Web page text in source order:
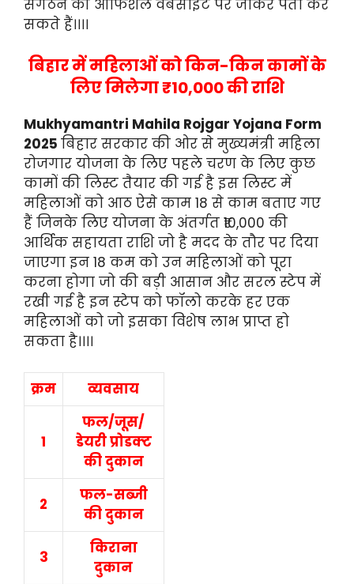
संगठन की ऑफिशल वेबसाइट पर जाकर पता कर
सकते हैं।।।।
बिहार में महिलाओं को किन-किन कामों के
लिए मिलेगा ₹10,000 की राशि
Mukhyamantri Mahila Rojgar Yojana Form
2025 बिहार सरकार की ओर से मुख्यमंत्री महिला
रोजगार योजना के लिए पहले चरण के लिए कुछ
कामों की लिस्ट तैयार की गई है इस लिस्ट में
महिलाओं को आठ ऐसे काम 18 से काम बताए गए
हैं जिनके लिए योजना के अंतर्गत ₹10,000 की
आर्थिक सहायता राशि जो है मदद के तौर पर दिया
जाएगा इन 18 कम को उन महिलाओं को पूरा
करना होगा जो की बड़ी आसान और सरल स्टेप में
रखी गई है इन स्टेप को फॉलो करके हर एक
महिलाओं को जो इसका विशेष लाभ प्राप्त हो
सकता है।।।।
क्रम व्‍यवसाय
1
फल/जूस/
डेयरी प्रोडक्‍ट
की दुकान
2
फल-सब्‍जी
की दुकान
3
किराना
दुकान